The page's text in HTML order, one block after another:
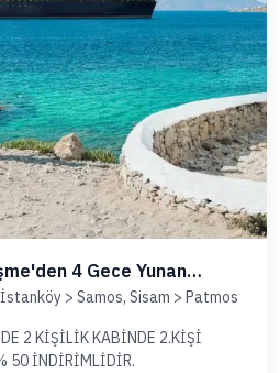
4 Gece Yunan
> Samos, Sisam > Patmos
2 KİŞİLİK KABİNDE 2.KİŞİ
50 İNDİRİMLİDİR.